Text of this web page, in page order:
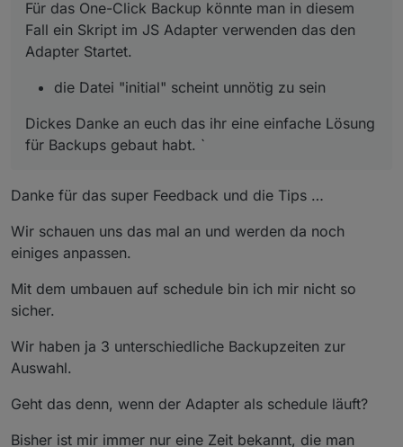
Für das One-Click Backup könnte man in diesem
Fall ein Skript im JS Adapter verwenden das den
Adapter Startet.
die Datei "initial" scheint unnötig zu sein
Dickes Danke an euch das ihr eine einfache Lösung
für Backups gebaut habt. `
Danke für das super Feedback und die Tips …
Wir schauen uns das mal an und werden da noch
einiges anpassen.
Mit dem umbauen auf schedule bin ich mir nicht so
sicher.
Wir haben ja 3 unterschiedliche Backupzeiten zur
Auswahl.
Geht das denn, wenn der Adapter als schedule läuft?
Bisher ist mir immer nur eine Zeit bekannt, die man